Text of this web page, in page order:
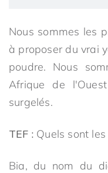
Nous sommes les
à proposer du vrai
poudre. Nous
Afrique de
surgelés.
TEF : Quels sont
Bia, du nom du